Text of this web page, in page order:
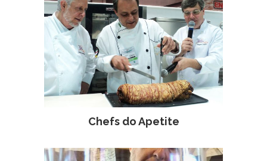
Chefs do Apetite